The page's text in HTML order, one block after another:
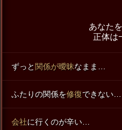
あなた
正体は
ずっと 関係が曖昧なまま…
ふたりの関係を修復できない…
会社に行くのが辛い…